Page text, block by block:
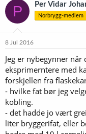
s
t
a
r
t
r
P Per Vidar
Norbrygg-medlem
8 Jul 2016
Jeg er nybegynner
eksprimerntere med
forskjellen fra
- hvilke fat bør jeg
kobling.
- det hadde jo vært
liter bryggerifat, eller